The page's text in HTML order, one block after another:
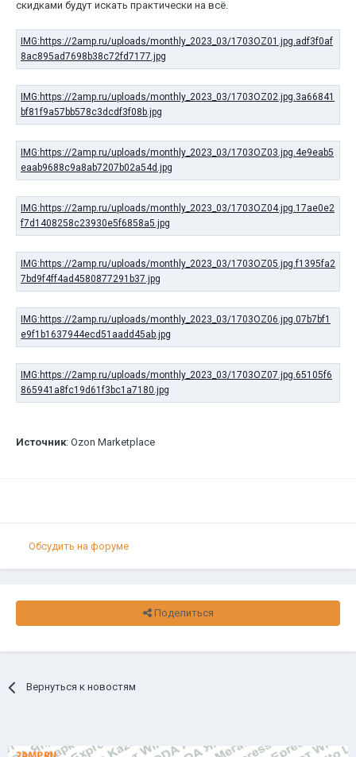
скидками будут искать практически на всё.
Источник: Ozon Marketplace
Обсудить на форуме
Поделиться
Вернуться к новостям